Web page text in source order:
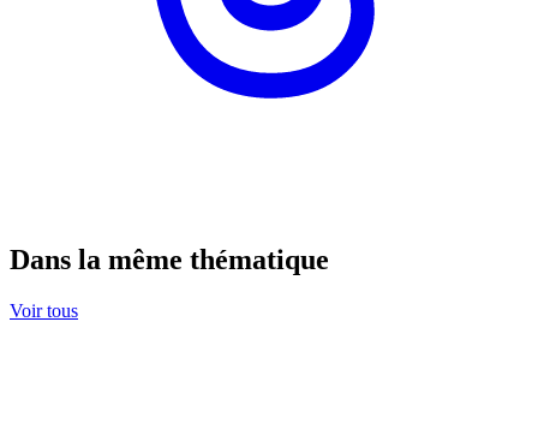
Dans la même thématique
Voir tous